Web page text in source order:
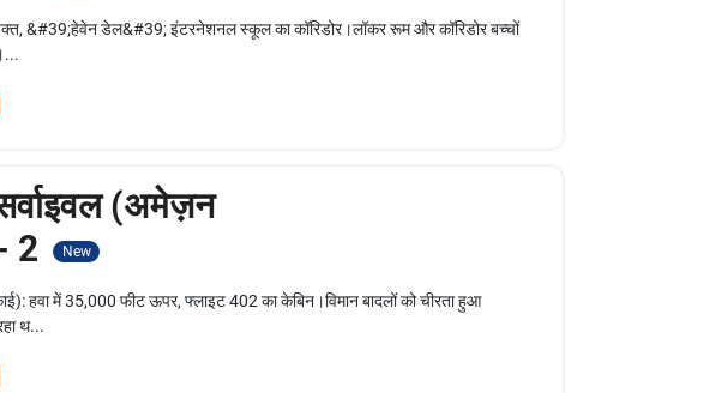
&#39;हेवेन डेल&#39; इंटरनेशनल स्कूल का कॉरिडोर।लॉकर रूम और कॉरिडोर बच्चों
(अमेज़न
2
New
हवा में 35,000 फीट ऊपर, फ्लाइट 402 का केबिन।विमान बादलों को चीरता हुआ
थ...